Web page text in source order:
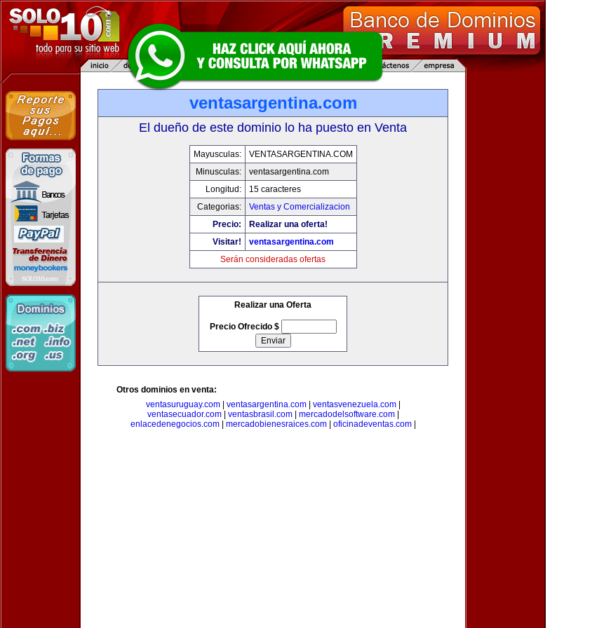
ventasargentina.com
El dueño de este dominio lo ha puesto en Venta
Mayusculas:
VENTASARGENTINA.COM
Minusculas:
ventasargentina.com
Longitud:
15 caracteres
Categorias:
Ventas y Comercializacion
Precio:
Realizar una oferta!
Visitar!
ventasargentina.com
Serán consideradas ofertas
Realizar una Oferta
Precio Ofrecido $
Otros dominios en venta:
ventasuruguay.com| ventasargentina.com| ventasvenezuela.com|
ventasecuador.com| ventasbrasil.com| mercadodelsoftware.com|
enlacedenegocios.com| mercadobienesraices.com| oficinadeventas.com|